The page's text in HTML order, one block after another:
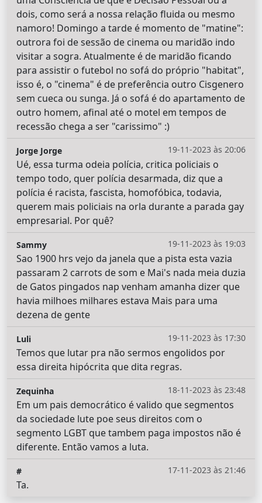
dois, como será a nossa relação fluida ou mesmo
namoro! Domingo a tarde é momento de "matine":
outrora foi de sessão de cinema ou maridão indo
visitar a sogra. Atualmente é de maridão ficando
para assistir o futebol no sofá do próprio "habitat",
isso é, o "cinema" é de preferência outro Cisgenero
sem cueca ou sunga. Já o sofá é do apartamento de
outro homem, afinal até o motel em tempos de
recessão chega a ser "carissimo" :)
19-11-2023 às 20:06
Jorge Jorge
Ué, essa turma odeia polícia, critica policiais o
tempo todo, quer polícia desarmada, diz que a
polícia é racista, fascista, homofóbica, todavia,
querem mais policiais na orla durante a parada gay
empresarial. Por quê?
19-11-2023 às 19:03
Sammy
Sao 1900 hrs vejo da janela que a pista esta vazia
passaram 2 carrots de som e Mai's nada meia duzia
de Gatos pingados nap venham amanha dizer que
havia milhoes milhares estava Mais para uma
dezena de gente
19-11-2023 às 17:30
Luli
Temos que lutar pra não sermos engolidos por
essa direita hipócrita que dita regras.
18-11-2023 às 23:48
Zequinha
Em um pais democrático é valido que segmentos
da sociedade lute poe seus direitos com o
segmento LGBT que tambem paga impostos não é
diferente. Então vamos a luta.
17-11-2023 às 21:46
#
Ta.